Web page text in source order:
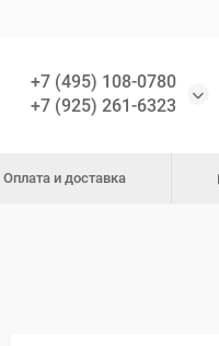
+7 (495) 108-0780
+7 (925) 261-6323
Оплата и доставка